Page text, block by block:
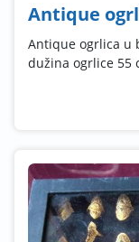
Antique
Antique ogrlica u
dužina ogrlice 55